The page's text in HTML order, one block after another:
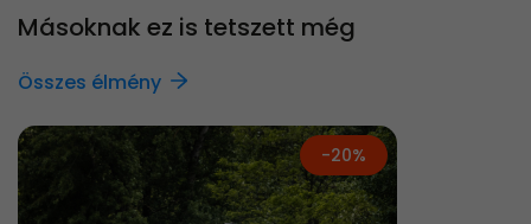
Másoknak ez is tetszett még
Összes élmény
-20%